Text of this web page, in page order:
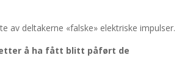
av deltakerne «falske» elektriske impulser.
å ha fått blitt påført de